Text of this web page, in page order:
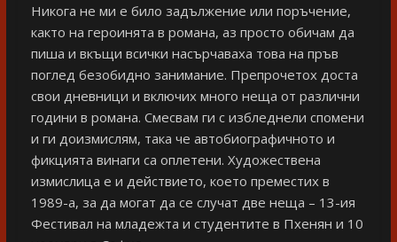
Никога не ми е било задължение или поръчение,
както на героинята в романа, аз просто обичам да
пиша и вкъщи всички насърчаваха това на пръв
поглед безобидно занимание. Препрочетох доста
свои дневници и включих много неща от различни
години в романа. Смесвам ги с избледнели спомени
и ги доизмислям, така че автобиографичното и
фикцията винаги са оплетени. Художествена
измислица е и действието, което преместих в
1989-а, за да могат да се случат две неща – 13-ия
Фестивал на младежта и студентите в Пхенян и 10